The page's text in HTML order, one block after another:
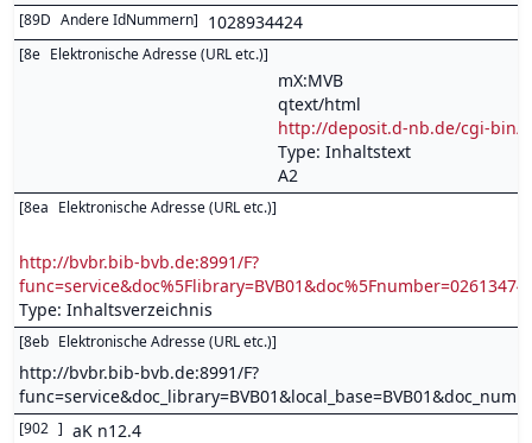
[89D Andere IdNummern] 1028934424
[8e Elektronische Adresse (URL etc.)]
mX:MVB
qtext/html
http://deposit.d-nb.de/cgi-bin/
Type: Inhaltstext
A2
[8ea Elektronische Adresse (URL etc.)]
http://bvbr.bib-bvb.de:8991/F?
Type: Inhaltsverzeichnis
[8eb Elektronische Adresse (URL etc.)]
http://bvbr.bib-bvb.de:8991/F?
[902 ] aK n12.4